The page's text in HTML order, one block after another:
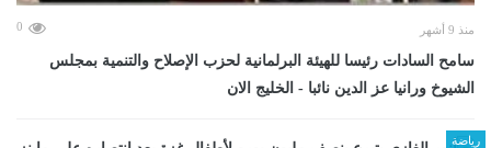
منذ 9 أشهر 0
سامح السادات رئيسا للهيئة البرلمانية لحزب الإصلاح والتنمية بمجلس
الشيوخ ورانيا عز الدين نائبا - الخليج الان
رياضة